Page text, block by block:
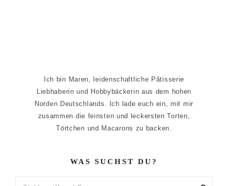
Ich bin Maren, leidenschaftliche Pâtisserie
Liebhaberin und Hobbybäckerin aus dem hohen
Norden Deutschlands. Ich lade euch ein, mit mir
zusammen die feinsten und leckersten Torten,
Törtchen und Macarons zu backen.
WAS SUCHST DU?